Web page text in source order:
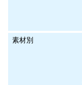
素材別